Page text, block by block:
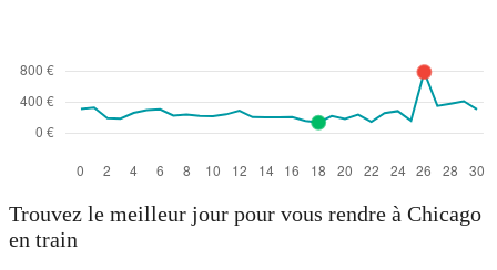
Trouvez le meilleur jour pour vous rendre à Chicago
en train